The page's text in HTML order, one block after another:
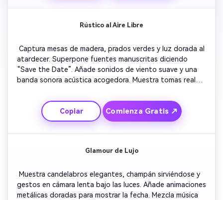
Rústico al Aire Libre
Captura mesas de madera, prados verdes y luz dorada al
atardecer. Superpone fuentes manuscritas diciendo
“Save the Date”. Añade sonidos de viento suave y una
banda sonora acústica acogedora. Muestra tomas reales
suaves, abrazando tonos naturales para reflejar una
estética de boda rústica.
Copiar Comienza Gratis ↗
Glamour de Lujo
Muestra candelabros elegantes, champán sirviéndose y
gestos en cámara lenta bajo las luces. Añade animaciones
metálicas doradas para mostrar la fecha. Mezcla música